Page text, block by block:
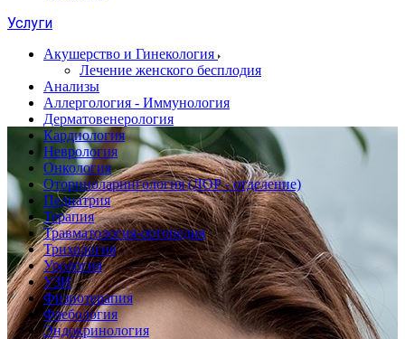
Услуги
Акушерство и Гинекология
Лечение женского бесплодия
Анализы
Аллергология - Иммунология
Дерматовенерология
Кардиология
Неврология
Онкология
Оториноларингология (ЛОР - отделение)
Педиатрия
Терапия
Травматология-ортопедия
Трихология
Урология
УЗИ
Физиотерапия
Флебология
Эндокринология